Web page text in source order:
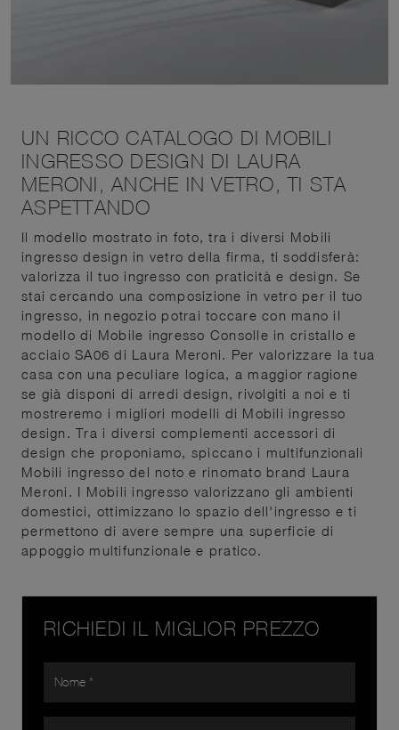
UN RICCO CATALOGO DI MOBILI
INGRESSO DESIGN DI LAURA
MERONI, ANCHE IN VETRO, TI STA
ASPETTANDO
Il modello mostrato in foto, tra i diversi Mobili
ingresso design in vetro della firma, ti soddisferà:
valorizza il tuo ingresso con praticità e design. Se
stai cercando una composizione in vetro per il tuo
ingresso, in negozio potrai toccare con mano il
modello di Mobile ingresso Consolle in cristallo e
acciaio SA06 di Laura Meroni. Per valorizzare la tua
casa con una peculiare logica, a maggior ragione
se già disponi di arredi design, rivolgiti a noi e ti
mostreremo i migliori modelli di Mobili ingresso
design. Tra i diversi complementi accessori di
design che proponiamo, spiccano i multifunzionali
Mobili ingresso del noto e rinomato brand Laura
Meroni. I Mobili ingresso valorizzano gli ambienti
domestici, ottimizzano lo spazio dell'ingresso e ti
permettono di avere sempre una superficie di
appoggio multifunzionale e pratico.
RICHIEDI IL MIGLIOR PREZZO